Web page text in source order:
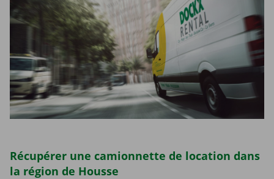
Récupérer une camionnette de location dans
la région de Housse